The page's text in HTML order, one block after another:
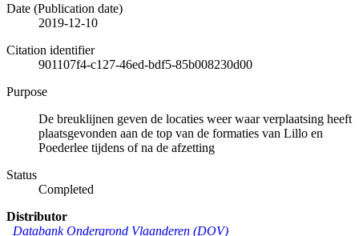
Date (Publication date)
2019-12-10
Citation identifier
901107f4-c127-46ed-bdf5-85b008230d00
Purpose
De breuklijnen geven de locaties weer waar verplaatsing heeft
plaatsgevonden aan de top van de formaties van Lillo en
Poederlee tijdens of na de afzetting
Status
Completed
Distributor
Databank Ondergrond Vlaanderen (DOV)